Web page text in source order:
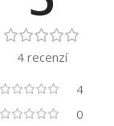
4 recenzí
4
0